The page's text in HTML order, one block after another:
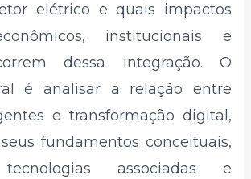
elétrico e quais impactos
institucionais e
dessa integração. O
é analisar a relação entre
e transformação digital,
fundamentos conceituais,
associadas e